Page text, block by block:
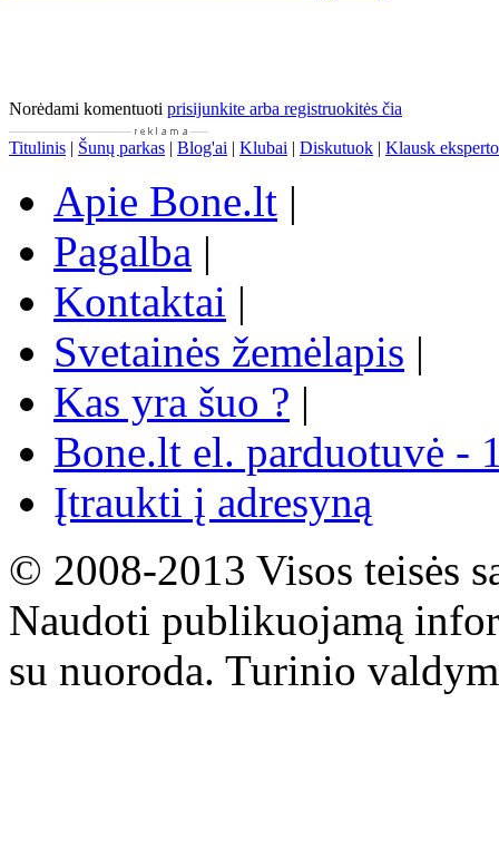
Norėdami komentuoti prisijunkite arba registruokitės čia
Titulinis | Šunų parkas | Blog'ai | Klubai | Diskutuok | Klausk eksperto
Apie Bone.lt |
Pagalba |
Kontaktai |
Svetainės žemėlapis |
Kas yra šuo ? |
Bone.lt el. parduotuvė -
Įtraukti į adresyną
© 2008-2013 Visos teisės
Naudoti publikuojamą
su nuoroda. Turinio